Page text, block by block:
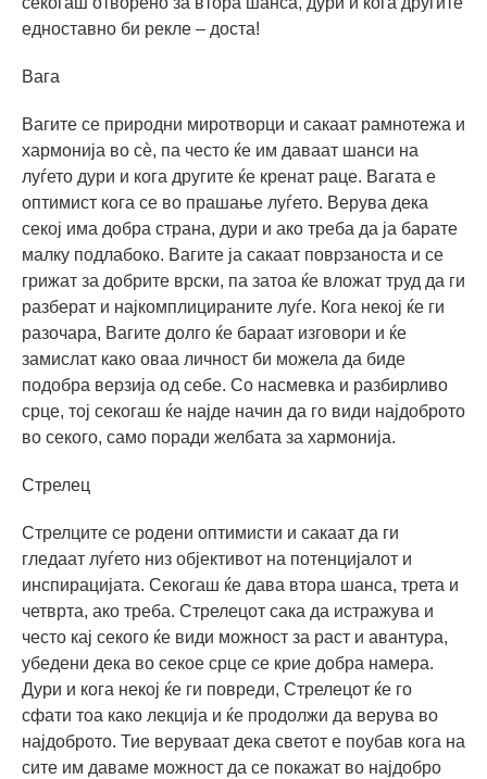
едноставно би рекле – доста!
Вага
Вагите се природни миротворци и сакаат рамнотежа и
хармонија во сè, па често ќе им даваат шанси на
луѓето дури и кога другите ќе кренат раце. Вагата е
оптимист кога се во прашање луѓето. Верува дека
секој има добра страна, дури и ако треба да ја барате
малку подлабоко. Вагите ја сакаат поврзаноста и се
грижат за добрите врски, па затоа ќе вложат труд да ги
разберат и најкомплицираните луѓе. Кога некој ќе ги
разочара, Вагите долго ќе бараат изговори и ќе
замислат како оваа личност би можела да биде
подобра верзија од себе. Со насмевка и разбирливо
срце, тој секогаш ќе најде начин да го види најдоброто
во секого, само поради желбата за хармонија.
Стрелец
Стрелците се родени оптимисти и сакаат да ги
гледаат луѓето низ објективот на потенцијалот и
инспирацијата. Секогаш ќе дава втора шанса, трета и
четврта, ако треба. Стрелецот сака да истражува и
често кај секого ќе види можност за раст и авантура,
убедени дека во секое срце се крие добра намера.
Дури и кога некој ќе ги повреди, Стрелецот ќе го
сфати тоа како лекција и ќе продолжи да верува во
најдоброто. Тие веруваат дека светот е поубав кога на
сите им даваме можност да се покажат во најдобро